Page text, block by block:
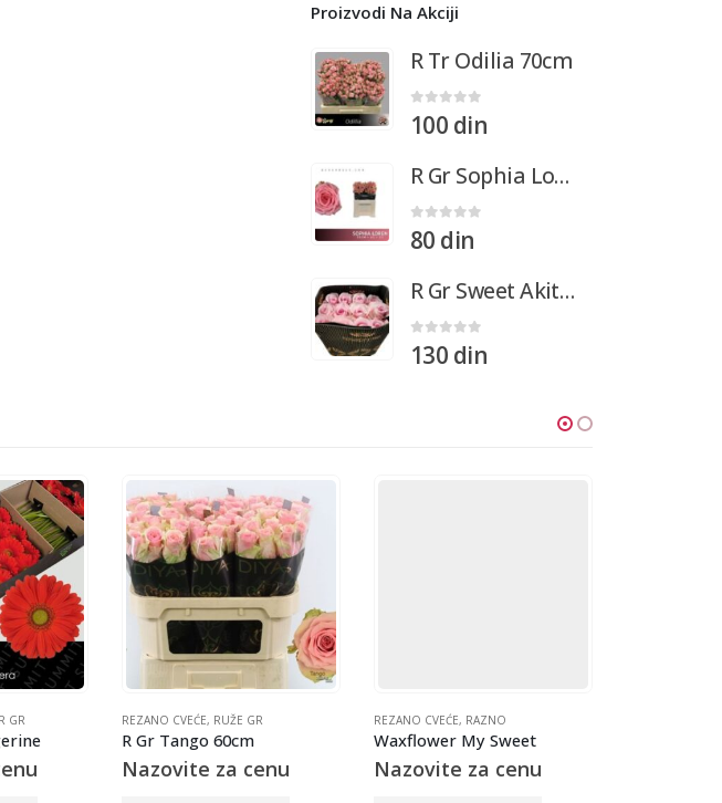
Proizvodi Na Akciji
R Tr Odilia 70cm
0out of 5
100 din
R Gr Sophia Loren 50cm
0out of 5
80 din
R Gr Sweet Akito x25 (ec) 50cm
0out of 5
130 din
GR REZANO CVEĆE, RUŽE GR
R Gr Tango 60cm
Nazovite za cenu
REZANO CVEĆE, RAZNO
Waxflower My Sweet
Nazovite za cenu